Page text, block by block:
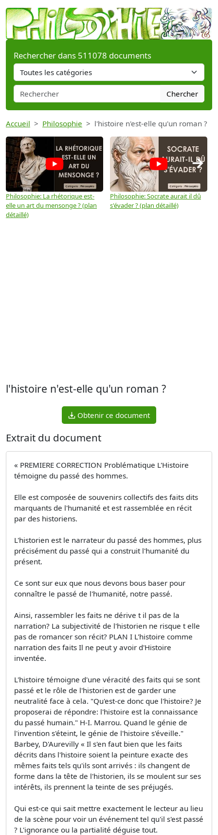
Rechercher dans 511078 documents
Chercher
Accueil Philosophie l'histoire n'est-elle qu'un roman ?
Philosophie: La rhétorique est-
elle un art du mensonge ? (plan
détaillé)
Philosophie: Socrate aurait il dû
s'évader ? (plan détaillé)
→
l'histoire n'est-elle qu'un roman ?
Obtenir ce document
Extrait du document
« PREMIERE CORRECTION Problématique L'Histoire
témoigne du passé des hommes.
Elle est composée de souvenirs collectifs des faits dits
marquants de l'humanité et est rassemblée en récit
par des historiens.
L'historien est le narrateur du passé des hommes, plus
précisément du passé qui a construit l'humanité du
présent.
Ce sont sur eux que nous devons bous baser pour
connaître le passé de l'humanité, notre passé.
Ainsi, rassembler les faits ne dérive t il pas de la
narration? La subjectivité de l'historien ne risque t elle
pas de romancer son récit? PLAN I L'histoire comme
narration des faits Il ne peut y avoir d'Histoire
inventée.
L'histoire témoigne d'une véracité des faits qui se sont
passé et le rôle de l'historien est de garder une
neutralité face à cela. "Qu'est-ce donc que l'histoire? Je
proposerai de répondre: l'histoire est la connaissance
du passé humain." H-I. Marrou. Quand le génie de
l'invention s'éteint, le génie de l'histoire s'éveille."
Barbey, D'Aurevilly « Il s'en faut bien que les faits
décrits dans l'histoire soient la peinture exacte des
mêmes faits tels qu'ils sont arrivés : ils changent de
forme dans la tête de l'historien, ils se moulent sur ses
intérêts, ils prennent la teinte de ses préjugés.
Qui est-ce qui sait mettre exactement le lecteur au lieu
de la scène pour voir un événement tel qu'il s'est passé
? L'ignorance ou la partialité déguise tout.